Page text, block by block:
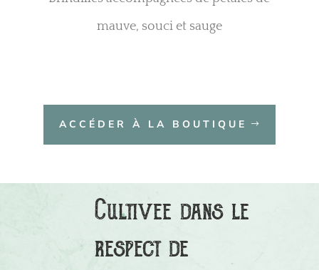
mauve, souci et sauge
ACCÉDER À LA BOUTIQUE
Cultivee dans le
respect de